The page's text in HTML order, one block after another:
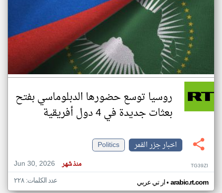
روسيا توسع حضورها الدبلوماسي بفتح
بعثات جديدة في 4 دول أفريقية
اخبار جزر القمر
Politics
Jun 30, 2026
منذ شهر TG39ZI
ار تي عربي• arabic.rt.com عدد الكلمات: ٢٢٨